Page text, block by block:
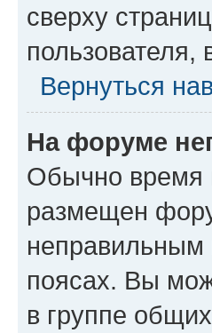
сверху
пользователя,
Вернуться
На форуме
Обычно время
размещен
неправильным
поясах. Вы
в группе